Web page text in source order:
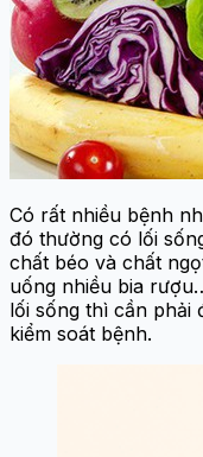
Có rất nhiều bệnh
đó thường có lối
chất béo và chất
uống nhiều bia
lối sống thì cần phải
kiểm soát bệnh.